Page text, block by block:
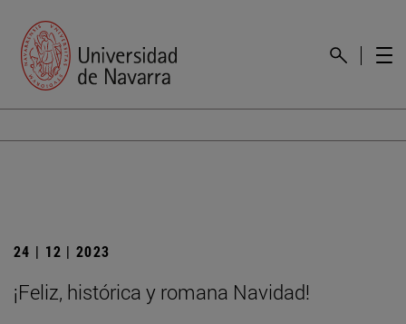
24 | 12 | 2023
¡Feliz, histórica y romana Navidad!